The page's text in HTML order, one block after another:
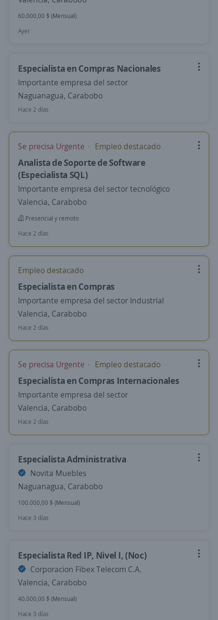
60.000,00 $ (Mensual)
Ayer
Especialista en Compras Nacionales
Importante empresa del sector
Naguanagua, Carabobo
Hace 2 días
Se precisa Urgente Empleo destacado
Analista de Soporte de Software
(Especialista SQL)
Importante empresa del sector tecnológico
Valencia, Carabobo
Presencial y remoto
Hace 2 días
Empleo destacado
Especialista en Compras
Importante empresa del sector Industrial
Valencia, Carabobo
Hace 2 días
Se precisa Urgente Empleo destacado
Especialista en Compras Internacionales
Importante empresa del sector
Valencia, Carabobo
Hace 2 días
Especialista Administrativa
Novita Muebles
Naguanagua, Carabobo
100.000,00 $ (Mensual)
Hace 3 días
Especialista Red IP, Nivel I, (Noc)
Corporacion Fibex Telecom C.A.
Valencia, Carabobo
40.000,00 $ (Mensual)
Hace 3 días